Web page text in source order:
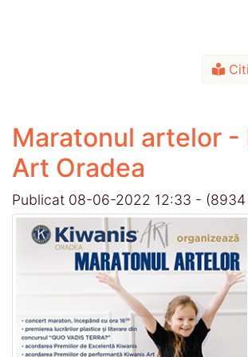
Maratonul artelor -
Art Oradea
Publicat 08-06-2022 12:33 -